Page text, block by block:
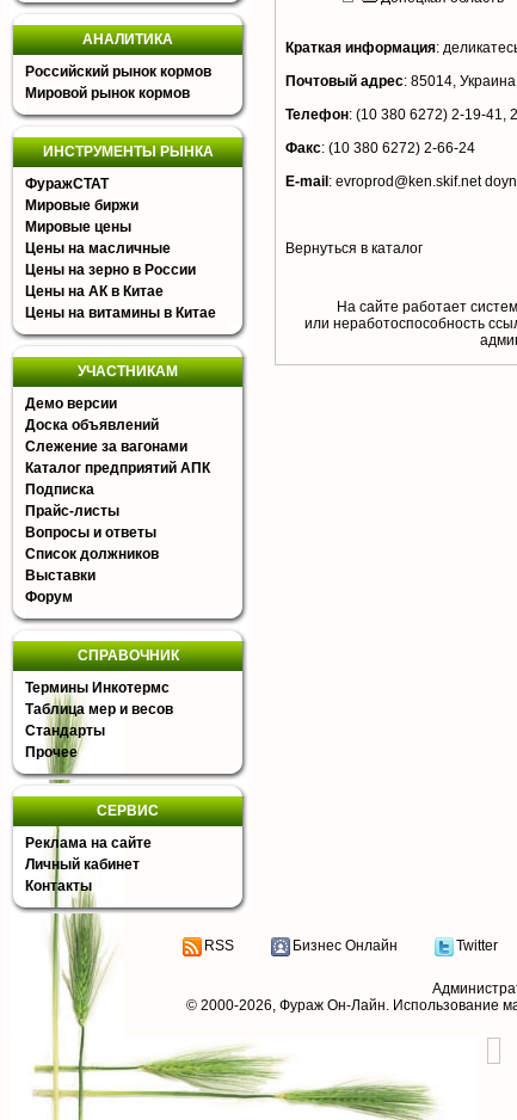
АНАЛИТИКА
Российский рынок кормов
Мировой рынок кормов
ИНСТРУМЕНТЫ РЫНКА
ФуражСТАТ
Мировые биржи
Мировые цены
Цены на масличные
Цены на зерно в России
Цены на АК в Китае
Цены на витамины в Китае
УЧАСТНИКАМ
Демо версии
Доска объявлений
Слежение за вагонами
Каталог предприятий АПК
Подписка
Прайс-листы
Вопросы и ответы
Список должников
Выставки
Форум
СПРАВОЧНИК
Термины Инкотермс
Таблица мер и весов
Стандарты
Прочее
СЕРВИС
Реклама на сайте
Личный кабинет
Контакты
Краткая информация:
Почтовый адрес: 85014,
Телефон: (10 380 6272) 2-19-41,
Факс: (10 380 6272) 2-66-24
E-mail : evroprod@ken.skif.net
Вернуться в каталог
На сайте работает
или неработоспособность
RSS Бизнес Онлайн Twitter
© 2000-2026, Фураж Он-Лайн. Использование